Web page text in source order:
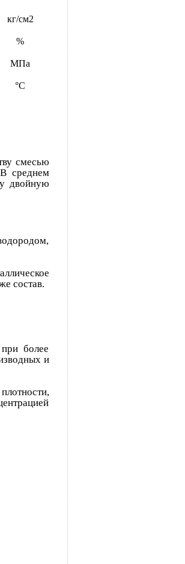
кг/см2
%
МПа
°С
смесью
среднем
двойную
состав.
более
и